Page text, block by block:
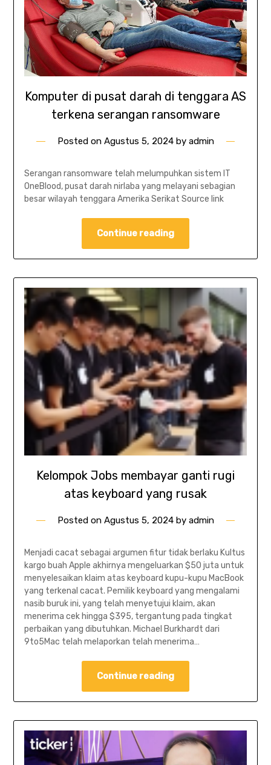
Komputer di pusat darah di tenggara AS
terkena serangan ransomware
Posted on Agustus 5, 2024by admin
Serangan ransomware telah melumpuhkan sistem IT
OneBlood, pusat darah nirlaba yang melayani sebagian
besar wilayah tenggara Amerika Serikat Source link
Continue reading
Kelompok Jobs membayar ganti rugi
atas keyboard yang rusak
Posted on Agustus 5, 2024by admin
Menjadi cacat sebagai argumen fitur tidak berlaku Kultus
kargo buah Apple akhirnya mengeluarkan $50 juta untuk
menyelesaikan klaim atas keyboard kupu-kupu MacBook
yang terkenal cacat. Pemilik keyboard yang mengalami
nasib buruk ini, yang telah menyetujui klaim, akan
menerima cek hingga $395, tergantung pada tingkat
perbaikan yang dibutuhkan. Michael Burkhardt dari
9to5Mac telah melaporkan telah menerima…
Continue reading